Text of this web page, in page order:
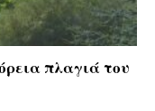
πλαγιά του